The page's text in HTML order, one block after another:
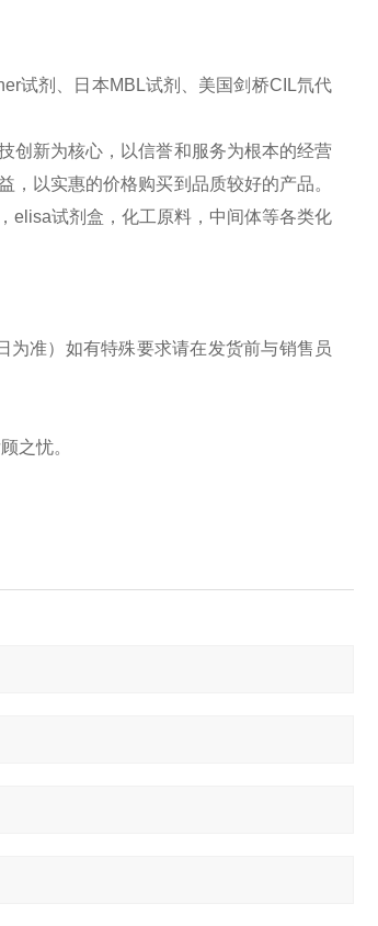
试剂、日本MBL试剂、美国剑桥CIL氘代
创新为核心，以信誉和服务为根本的经营
以实惠的价格购买到品质较好的产品。
elisa试剂盒，化工原料，中间体等各类化
准）如有特殊要求请在发货前与销售员
之忧。